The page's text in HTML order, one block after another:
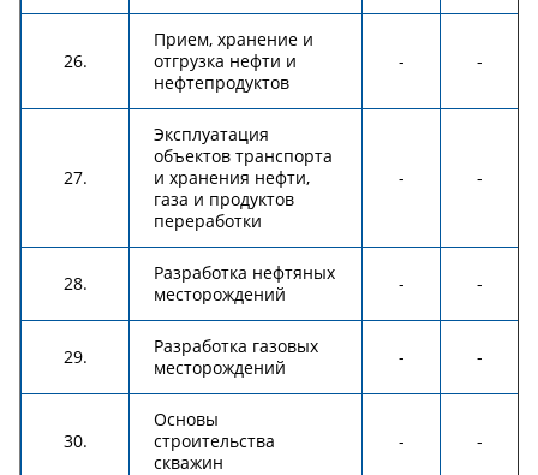
26.
Прием, хранение и
отгрузка нефти и
нефтепродуктов
- -
27.
Эксплуатация
объектов транспорта
и хранения нефти,
газа и продуктов
переработки
- -
28.
Разработка нефтяных
месторождений
- -
29.
Разработка газовых
месторождений
- -
30.
Основы
строительства
скважин
- -